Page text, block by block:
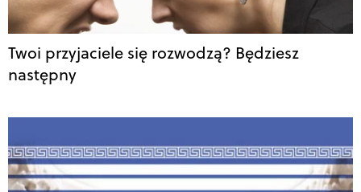
Twoi przyjaciele się rozwodzą? Będziesz
następny